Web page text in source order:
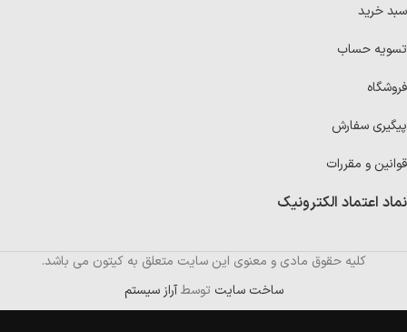
سبد خرید
تسویه حساب
فروشگاه
پیگیری سفارش
قوانین و مقررات
نماد اعتماد الکترونیک
کلیه حقوق مادی و معنوی این سایت متعلق به کیتون می باشد.
ساخت سایت توسطآراز سیستم